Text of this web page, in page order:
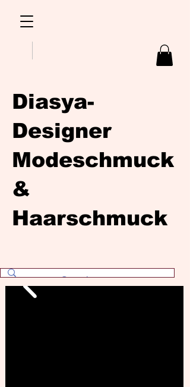
Diasya-
Designer
Modeschmuck
&
Haarschmuck